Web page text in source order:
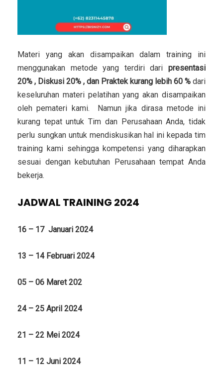
Materi yang akan disampaikan dalam training ini
menggunakan metode yang terdiri dari presentasi
20% , Diskusi 20% , dan Praktek kurang lebih 60 % dari
keseluruhan materi pelatihan yang akan disampaikan
oleh pemateri kami. Namun jika dirasa metode ini
kurang tepat untuk Tim dan Perusahaan Anda, tidak
perlu sungkan untuk mendiskusikan hal ini kepada tim
training kami sehingga kompetensi yang diharapkan
sesuai dengan kebutuhan Perusahaan tempat Anda
bekerja.
JADWAL TRAINING 2024
16 – 17 Januari 2024
13 – 14 Februari 2024
05 – 06 Maret 202
24 – 25 April 2024
21 – 22 Mei 2024
11 – 12 Juni 2024